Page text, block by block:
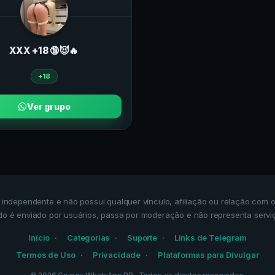
ХXХ +18 🔞😈🔥
+18
Ver grupo
e não possui qualquer vínculo, afiliação ou relação com
é enviado por usuários, passa por moderação e não representa
Início Categorias Suporte
Links de Telegram
Termos de Uso
Privacidade Plataformas para Divulgar